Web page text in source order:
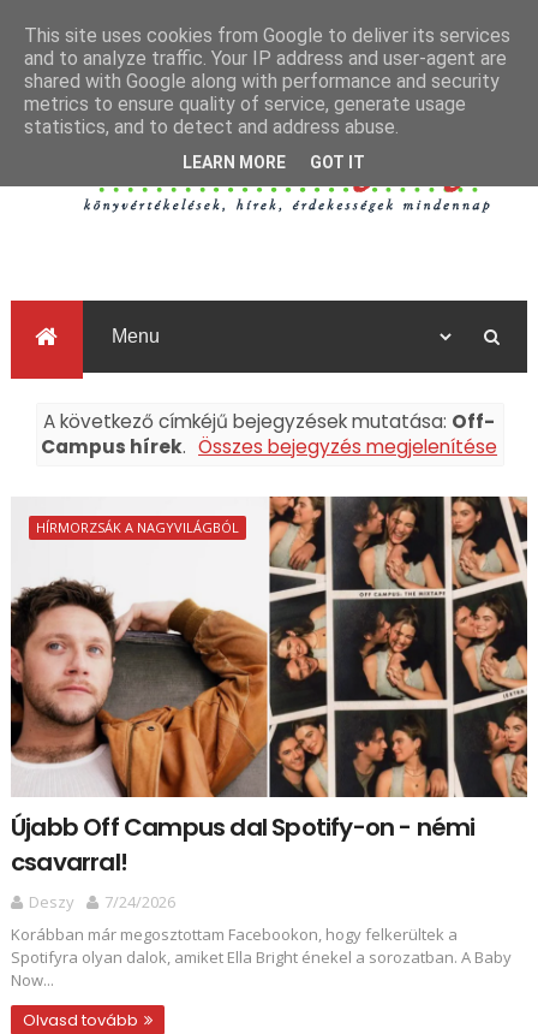
A következő címkéjű bejegyzések mutatása: Off-
Campus hírek. Összes bejegyzés megjelenítése
HÍRMORZSÁK A NAGYVILÁGBÓL
Újabb Off Campus dal Spotify-on - némi
csavarral!
Deszy
7/24/2026
Korábban már megosztottam Facebookon, hogy felkerültek a
Spotifyra olyan dalok, amiket Ella Bright énekel a sorozatban. A Baby
Now...
Olvasd tovább
This site uses cookies from Google to deliver its services
and to analyze traffic. Your IP address and user-agent are
shared with Google along with performance and security
metrics to ensure quality of service, generate usage
statistics, and to detect and address abuse.
LEARN MORE GOT IT